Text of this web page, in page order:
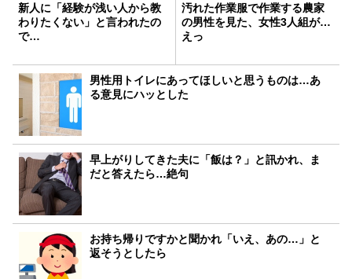
新人に「経験が浅い人から教
わりたくない」と言われたの
で…
汚れた作業服で作業する農家
の男性を見た、女性3人組が…
えっ
男性用トイレにあってほしいと思うものは…あ
る意見にハッとした
早上がりしてきた夫に「飯は？」と訊かれ、ま
だと答えたら…絶句
お持ち帰りですかと聞かれ「いえ、あの…」と
返そうとしたら